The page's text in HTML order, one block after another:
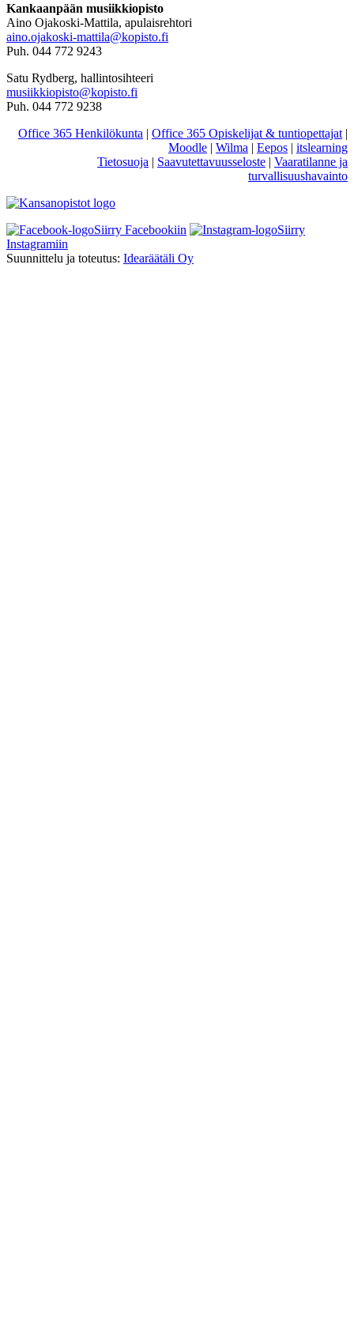
Kankaanpään musiikkiopisto
Aino Ojakoski-Mattila, apulaisrehtori
aino.ojakoski-mattila@kopisto.fi
Puh. 044 772 9243
Satu Rydberg, hallintosihteeri
musiikkiopisto@kopisto.fi
Puh. 044 772 9238
Office 365 Henkilökunta | Office 365 Opiskelijat & tuntiopettajat |
Moodle | Wilma | Eepos | itslearning
Tietosuoja | Saavutettavuusseloste | Vaaratilanne ja
turvallisuushavainto
Siirry Facebookiin
Siirry
Instagramiin
Suunnittelu ja toteutus: Idearäätäli Oy